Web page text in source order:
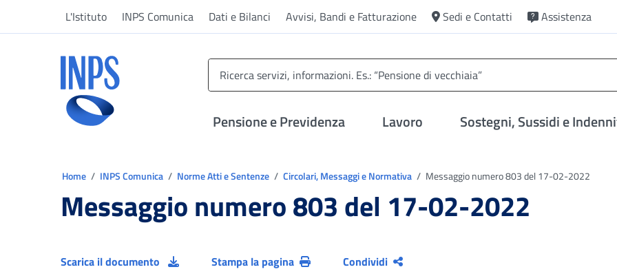
L'Istituto INPS Comunica Dati e Bilanci Avvisi, Bandi e Fatturazione Sedi e Contatti Assistenza
Pensione e Previdenza Lavoro Sostegni, Sussidi e
Home INPS Comunica Norme Atti e Sentenze Circolari, Messaggi e Normativa Messaggio numero 803 del 17-02-2022
Messaggio numero 803 del 17-02-2022
Scarica il documento Stampa la pagina Condividi